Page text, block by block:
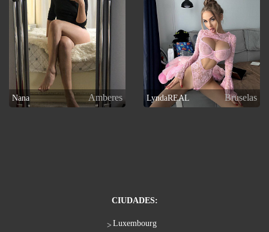
Nana Amberes LyndaREAL Bruselas
CIUDADES:
Luxembourg